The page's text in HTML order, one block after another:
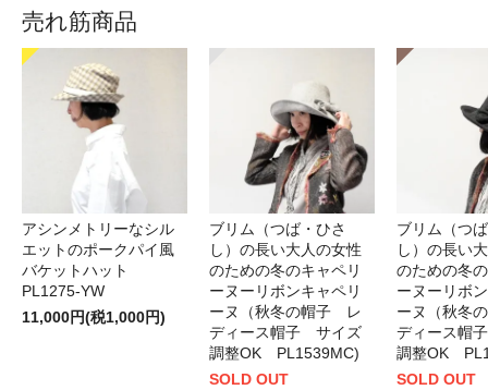
売れ筋商品
アシンメトリーなシル
エットのポークパイ風
バケットハット
PL1275-YW
11,000円(税1,000円)
ブリム（つば・ひさ
し）の長い大人の女性
のための冬のキャペリ
ーヌーリボンキャペリ
ーヌ（秋冬の帽子 レ
ディース帽子 サイズ
調整OK PL1539MC)
SOLD OUT
ブリム（つ
し）の長い
のための冬
ーヌーリボ
ーヌ（秋冬
ディース帽
調整OK
SOLD OUT